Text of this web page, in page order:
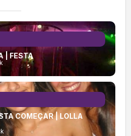
| FESTA
COMEÇAR | LOLLA